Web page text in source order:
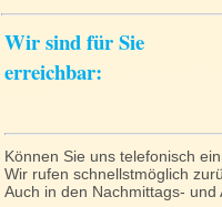
Wir sind für Sie
erreichbar:
Können Sie uns telefonisch
Wir rufen schnellstmöglich
Auch in den Nachmittags-